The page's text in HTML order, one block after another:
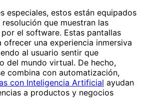
especiales, estos están equipados
que muestran las
el software. Estas pantallas
ofrecer una experiencia inmersiva
al usuario sentir que
del mundo virtual. De hecho,
combina con automatización,
con Inteligencia Artificial ayudan
a productos y negocios